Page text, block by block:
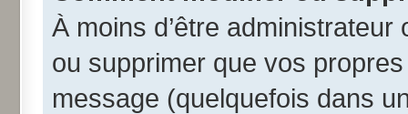
À moins d’être
ou supprimer que vos
message (quelquefois dans